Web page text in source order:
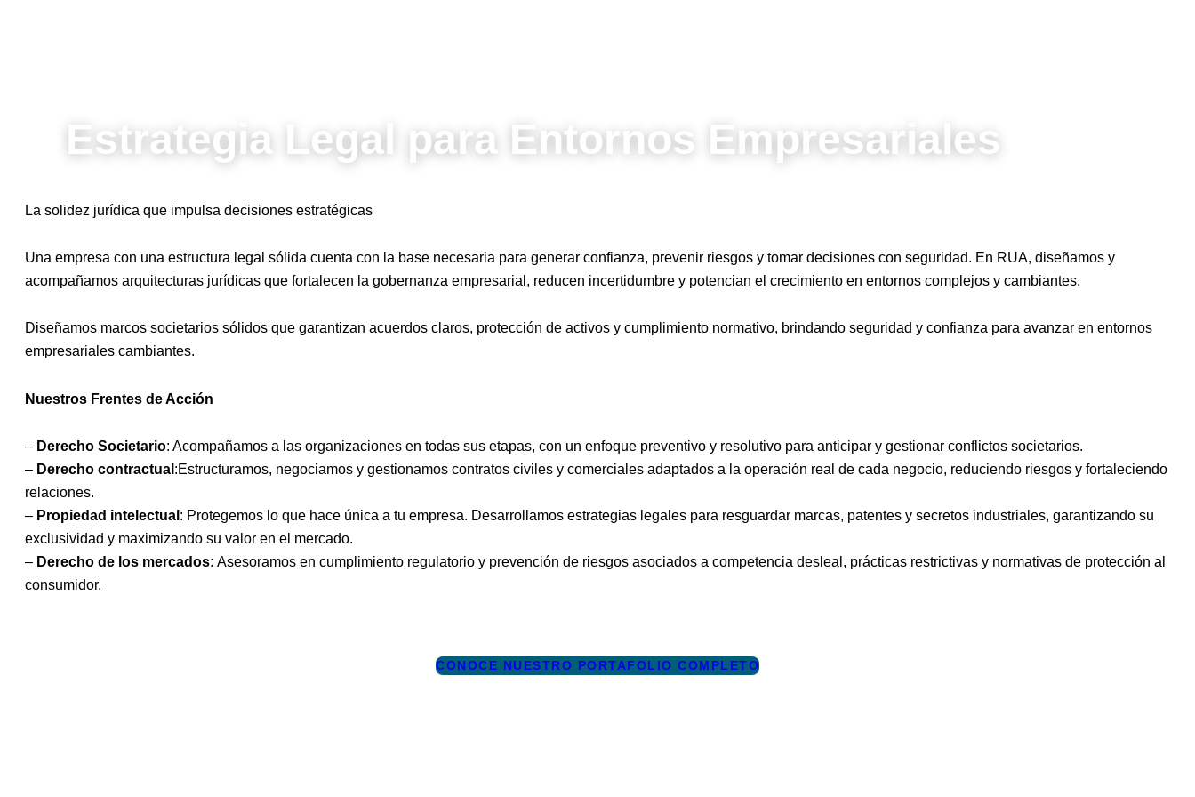
Estrategia Legal para Entornos Empresariales
La solidez jurídica que impulsa decisiones estratégicas
Una empresa con una estructura legal sólida cuenta con la base necesaria para generar confianza, prevenir riesgos y tomar decisiones con seguridad. En RUA, diseñamos y
acompañamos arquitecturas jurídicas que fortalecen la gobernanza empresarial, reducen incertidumbre y potencian el crecimiento en entornos complejos y cambiantes.
Diseñamos marcos societarios sólidos que garantizan acuerdos claros, protección de activos y cumplimiento normativo, brindando seguridad y confianza para avanzar en entornos
empresariales cambiantes.
Nuestros Frentes de Acción
– Derecho Societario: Acompañamos a las organizaciones en todas sus etapas, con un enfoque preventivo y resolutivo para anticipar y gestionar conflictos societarios.
– Derecho contractual :Estructuramos, negociamos y gestionamos contratos civiles y comerciales adaptados a la operación real de cada negocio, reduciendo riesgos y fortaleciendo
relaciones.
– Propiedad intelectual : Protegemos lo que hace única a tu empresa. Desarrollamos estrategias legales para resguardar marcas, patentes y secretos industriales, garantizando su
exclusividad y maximizando su valor en el mercado.
– Derecho de los mercados: Asesoramos en cumplimiento regulatorio y prevención de riesgos asociados a competencia desleal, prácticas restrictivas y normativas de protección al
consumidor.
CONOCE NUESTRO PORTAFOLIO COMPLETO